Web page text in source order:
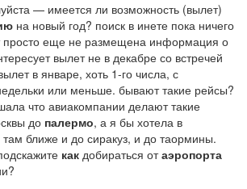
— имеется ли возможность (вылет)
на новый год? поиск в инете пока ничего
еще не размещена информация о
вылет не в декабре со встречей
в январе, хоть 1-го числа, с
или меньше. бывают такие рейсы?
что авиакомпании делают такие
до палермо, а я бы хотела в
там ближе и до сиракуз, и до таормины.
как добираться отаэропорта